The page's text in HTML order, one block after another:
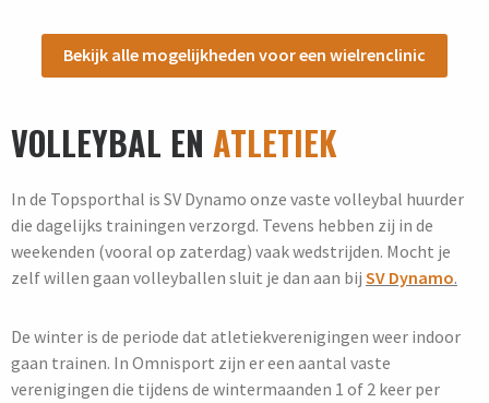
Bekijk alle mogelijkheden voor een wielrenclinic
VOLLEYBAL EN ATLETIEK
In de Topsporthal is SV Dynamo onze vaste volleybal huurder
die dagelijks trainingen verzorgd. Tevens hebben zij in de
weekenden (vooral op zaterdag) vaak wedstrijden. Mocht je
zelf willen gaan volleyballen sluit je dan aan bij SV Dynamo.
De winter is de periode dat atletiekverenigingen weer indoor
gaan trainen. In Omnisport zijn er een aantal vaste
verenigingen die tijdens de wintermaanden 1 of 2 keer per